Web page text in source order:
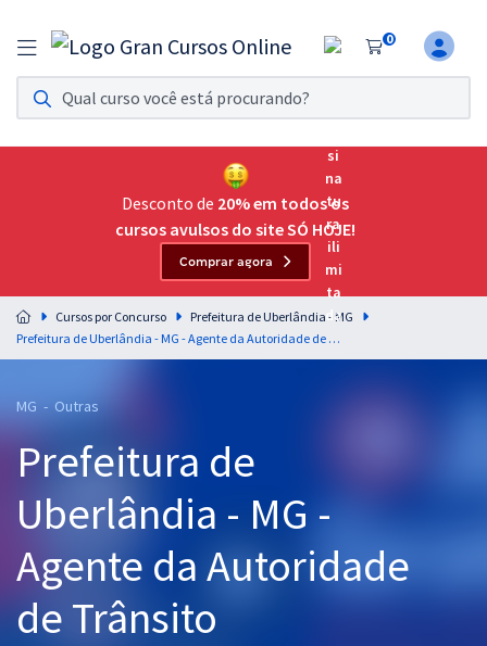
0
Assinatura Ilimitada 11
Acesso a todos os cursos. Teste grátis por 7 dias!
Assinatura OAB Até Passar
Acesso ilimitado a toda preparação para o Exame da
Residências Multiprofissionais
Preparação completa e intensiva para as principais
residências em saúde do Brasil
Cursos 20% OFF
Graduação
OAB
Desconto de 20% em todos os
cursos avulsos do site SÓ HOJE!
Comprar agora
Cursos por Concurso
Prefeitura de Uberlândia - MG
Prefeitura de Uberlândia - MG - Agente da Autoridade de Trânsito
MG - Outras
Prefeitura de
Uberlândia - MG -
Agente da Autoridade
de Trânsito